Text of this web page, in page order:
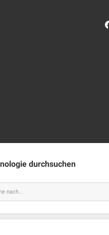
durchsuchen